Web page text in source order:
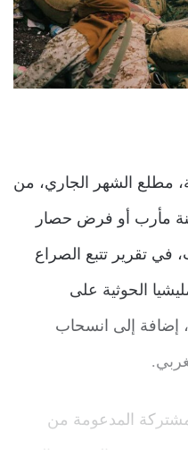
مطلع الشهر الجاري، من
مأرب أو فرض حصار
في تقرير تتبع الصراع
الحوثية على
إضافة إلى انسحاب
المدعومة من